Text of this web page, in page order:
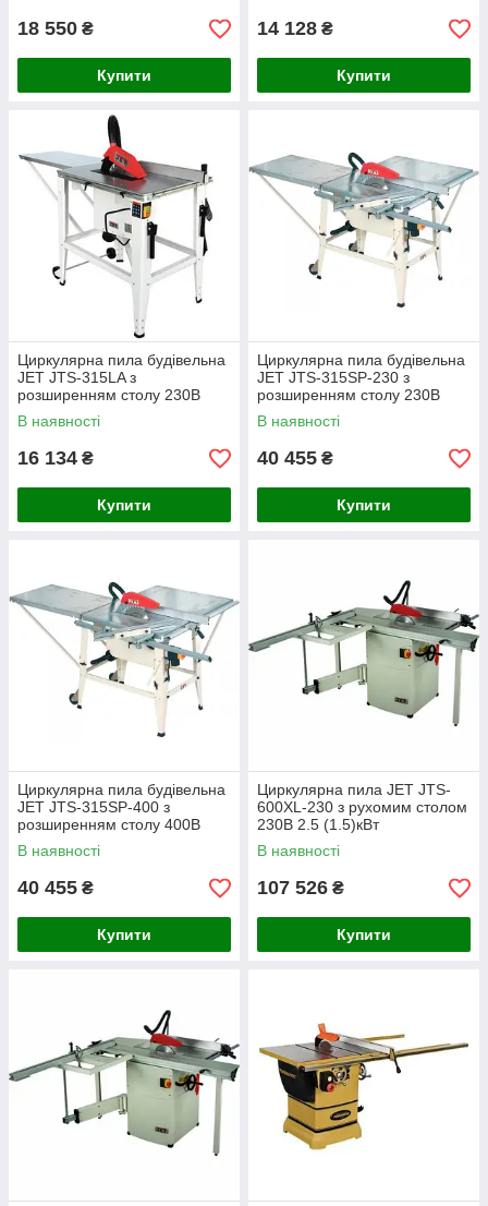
18 550 ₴
Купити
14 128 ₴
Купити
Циркулярна пила будівельна
JET JTS-315LA з
розширенням столу 230В
2/1.2 кВт
В наявності
16 134 ₴
Купити
Циркулярна пила будівельна
JET JTS-315SP-230 з
розширенням столу 230В
2.2/1.6 кВт
В наявності
40 455 ₴
Купити
Циркулярна пила будівельна
JET JTS-315SP-400 з
розширенням столу 400В
3.2/2.1 кВт
В наявності
40 455 ₴
Купити
Циркулярна пила JET JTS-
600XL-230 з рухомим столом
230В 2.5 (1.5)кВт
В наявності
107 526 ₴
Купити